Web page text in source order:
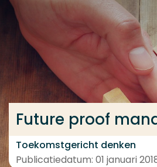
Ga direct naar de content
... > Projectfeiten
Future proof
Toekomstgericht denken
Publicatiedatum: 01 januari
Veel gezocht
Opleiding
Contact